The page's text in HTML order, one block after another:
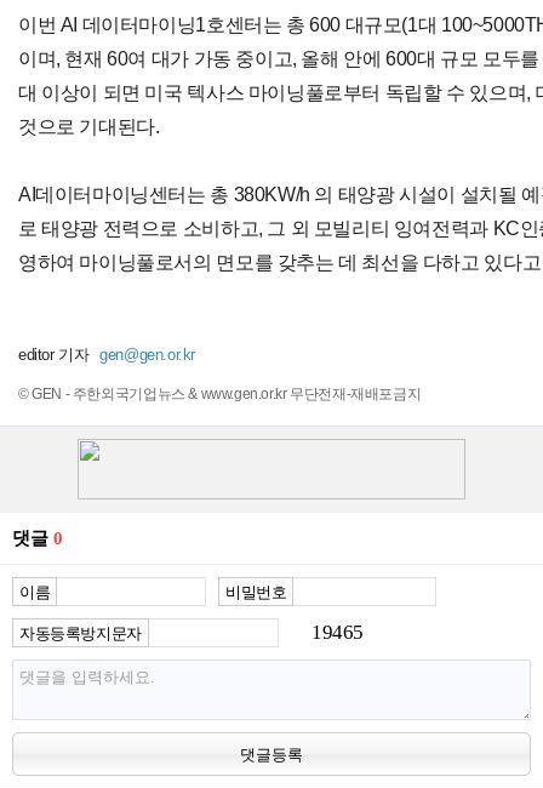
이번 AI 데이터마이닝1호센터는 총 600 대규모(1대
이며, 현재 60여 대가 가동 중이고, 올해 안에 600대 규모 모두
대 이상이 되면 미국 텍사스 마이닝풀로부터 독립할 수 있으며
것으로 기대된다.
AI데이터마이닝센터는 총 380KW/h 의 태양광 시설이 설치될
로 태양광 전력으로 소비하고, 그 외 모빌리티 잉여전력과 KC
영하여 마이닝풀로서의 면모를 갖추는 데 최선을 다하고 있다
editor 기자 gen@gen.or.kr
© GEN - 주한외국기업뉴스 & www.gen.or.kr 무단전재-재배포금지
댓글 0
이름 비밀번호
자동등록방지문자 19465
댓글등록